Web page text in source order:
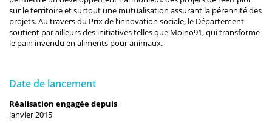
sur le territoire et surtout une mutualisation assurant la pérennité des
projets. Au travers du Prix de l’innovation sociale, le Département
soutient par ailleurs des initiatives telles que Moino91, qui transforme
le pain invendu en aliments pour animaux.
Date de lancement
Réalisation engagée depuis
janvier 2015